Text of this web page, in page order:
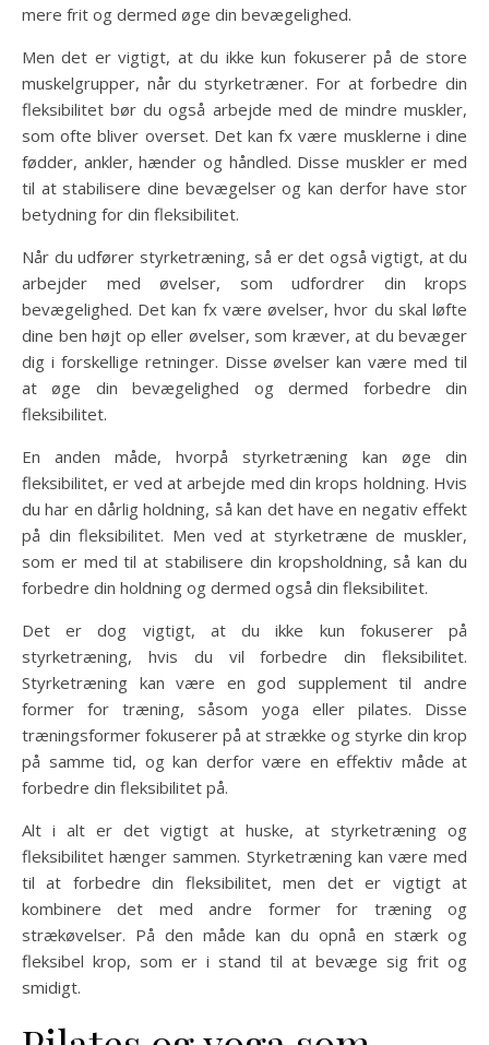
mere frit og dermed øge din bevægelighed.
Men det er vigtigt, at du ikke kun fokuserer på de store
muskelgrupper, når du styrketræner. For at forbedre din
fleksibilitet bør du også arbejde med de mindre muskler,
som ofte bliver overset. Det kan fx være musklerne i dine
fødder, ankler, hænder og håndled. Disse muskler er med
til at stabilisere dine bevægelser og kan derfor have stor
betydning for din fleksibilitet.
Når du udfører styrketræning, så er det også vigtigt, at du
arbejder med øvelser, som udfordrer din krops
bevægelighed. Det kan fx være øvelser, hvor du skal løfte
dine ben højt op eller øvelser, som kræver, at du bevæger
dig i forskellige retninger. Disse øvelser kan være med til
at øge din bevægelighed og dermed forbedre din
fleksibilitet.
En anden måde, hvorpå styrketræning kan øge din
fleksibilitet, er ved at arbejde med din krops holdning. Hvis
du har en dårlig holdning, så kan det have en negativ effekt
på din fleksibilitet. Men ved at styrketræne de muskler,
som er med til at stabilisere din kropsholdning, så kan du
forbedre din holdning og dermed også din fleksibilitet.
Det er dog vigtigt, at du ikke kun fokuserer på
styrketræning, hvis du vil forbedre din fleksibilitet.
Styrketræning kan være en god supplement til andre
former for træning, såsom yoga eller pilates. Disse
træningsformer fokuserer på at strække og styrke din krop
på samme tid, og kan derfor være en effektiv måde at
forbedre din fleksibilitet på.
Alt i alt er det vigtigt at huske, at styrketræning og
fleksibilitet hænger sammen. Styrketræning kan være med
til at forbedre din fleksibilitet, men det er vigtigt at
kombinere det med andre former for træning og
strækøvelser. På den måde kan du opnå en stærk og
fleksibel krop, som er i stand til at bevæge sig frit og
smidigt.